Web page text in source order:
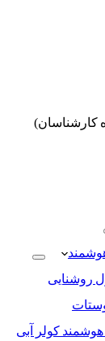
روشنایی
هوشمند کولر آبی